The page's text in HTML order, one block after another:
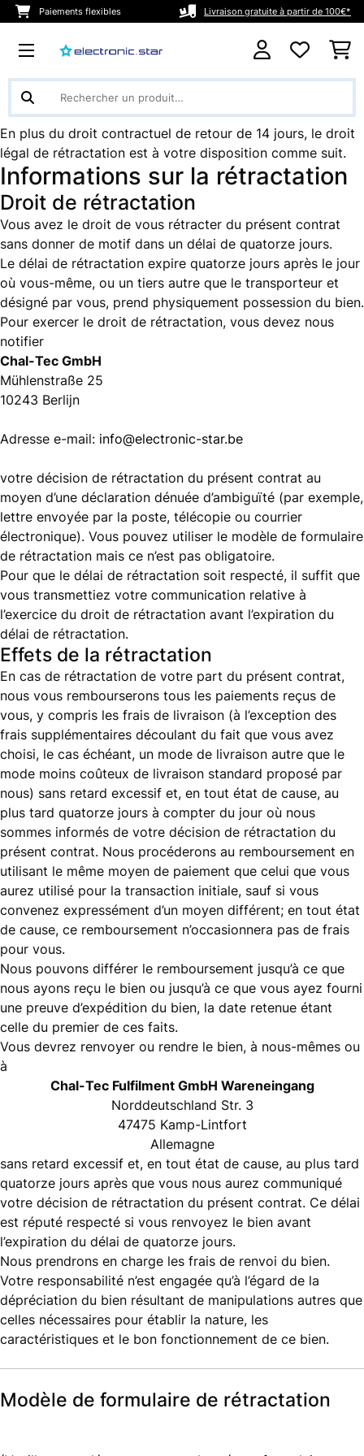
Paiements flexibles Livraison gratuite à partir de 100€*
En plus du droit contractuel de retour de 14 jours, le droit
légal de rétractation est à votre disposition comme suit.
Informations sur la rétractation
Droit de rétractation
Vous avez le droit de vous rétracter du présent contrat
sans donner de motif dans un délai de quatorze jours.
Le délai de rétractation expire quatorze jours après le jour
où vous-même, ou un tiers autre que le transporteur et
désigné par vous, prend physiquement possession du bien.
Pour exercer le droit de rétractation, vous devez nous
notifier
Chal-Tec GmbH
Mühlenstraße 25
10243 Berlijn
Adresse e-mail: info@electronic-star.be
votre décision de rétractation du présent contrat au
moyen d’une déclaration dénuée d’ambiguïté (par exemple,
lettre envoyée par la poste, télécopie ou courrier
électronique). Vous pouvez utiliser le modèle de formulaire
de rétractation mais ce n’est pas obligatoire.
Pour que le délai de rétractation soit respecté, il suffit que
vous transmettiez votre communication relative à
l’exercice du droit de rétractation avant l’expiration du
délai de rétractation.
Effets de la rétractation
En cas de rétractation de votre part du présent contrat,
nous vous rembourserons tous les paiements reçus de
vous, y compris les frais de livraison (à l’exception des
frais supplémentaires découlant du fait que vous avez
choisi, le cas échéant, un mode de livraison autre que le
mode moins coûteux de livraison standard proposé par
nous) sans retard excessif et, en tout état de cause, au
plus tard quatorze jours à compter du jour où nous
sommes informés de votre décision de rétractation du
présent contrat. Nous procéderons au remboursement en
utilisant le même moyen de paiement que celui que vous
aurez utilisé pour la transaction initiale, sauf si vous
convenez expressément d’un moyen différent; en tout état
de cause, ce remboursement n’occasionnera pas de frais
pour vous.
Nous pouvons différer le remboursement jusqu’à ce que
nous ayons reçu le bien ou jusqu’à ce que vous ayez fourni
une preuve d’expédition du bien, la date retenue étant
celle du premier de ces faits.
Vous devrez renvoyer ou rendre le bien, à nous-mêmes ou
à
Chal-Tec Fulfilment GmbH Wareneingang
Norddeutschland Str. 3
47475 Kamp-Lintfort
Allemagne
sans retard excessif et, en tout état de cause, au plus tard
quatorze jours après que vous nous aurez communiqué
votre décision de rétractation du présent contrat. Ce délai
est réputé respecté si vous renvoyez le bien avant
l’expiration du délai de quatorze jours.
Nous prendrons en charge les frais de renvoi du bien.
Votre responsabilité n’est engagée qu’à l’égard de la
dépréciation du bien résultant de manipulations autres que
celles nécessaires pour établir la nature, les
caractéristiques et le bon fonctionnement de ce bien.
Modèle de formulaire de rétractation